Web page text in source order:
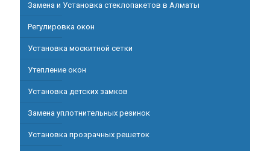
Замена и Установка стеклопакетов в Алматы
Регулировка окон
Установка москитной сетки
Утепление окон
Установка детских замков
Замена уплотнительных резинок
Установка прозрачных решеток